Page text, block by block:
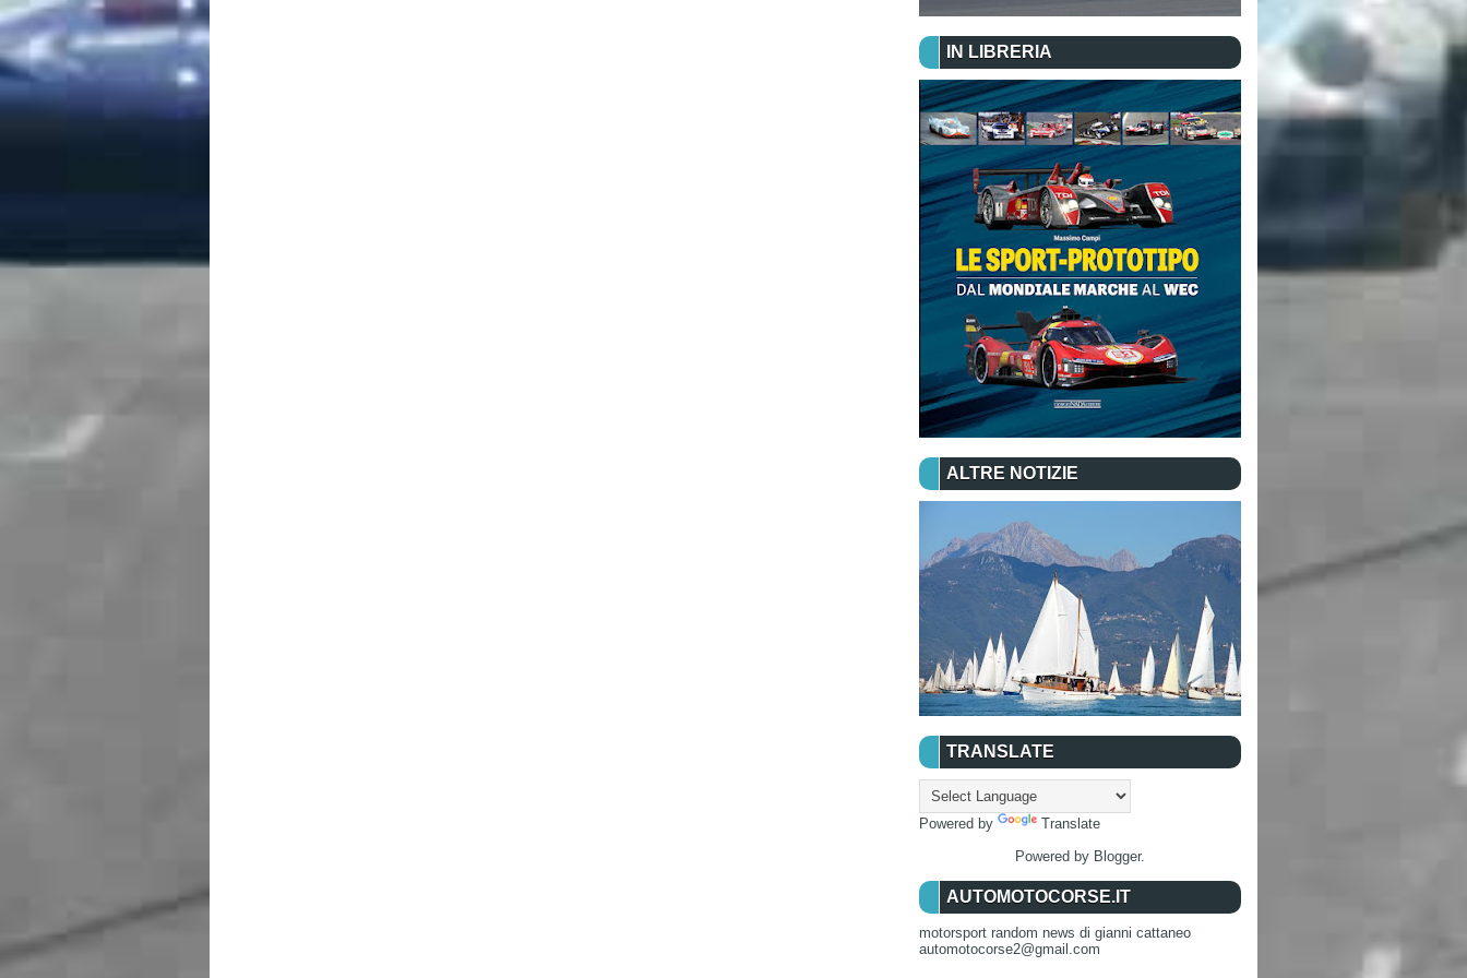
IN LIBRERIA
ALTRE NOTIZIE
TRANSLATE
Powered by
Translate
Powered by Blogger.
AUTOMOTOCORSE.IT
motorsport random news di gianni cattaneo
automotocorse2@gmail.com